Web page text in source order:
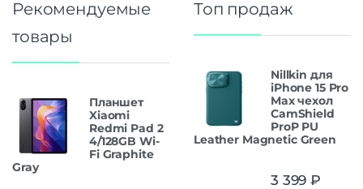
Рекомендуемые
товары
Планшет
Xiaomi
Redmi Pad 2
4/128GB Wi-
Fi Graphite
Gray
Топ продаж
Nillkin для
iPhone 15 Pro
Max чехол
CamShield
ProP PU
Leather Magnetic Green
3 399 ₽